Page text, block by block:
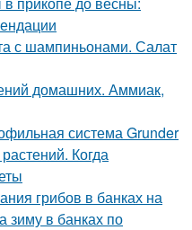
с шампиньонами. Салат
домашних. Аммиак,
система Grunder
Когда
грибов в банках на
зиму в банках по